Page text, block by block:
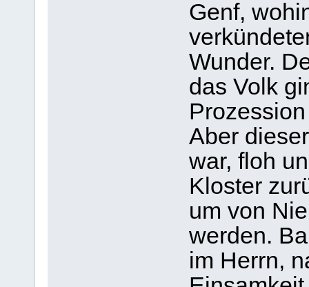
Genf,
Wunder.
das Volk
Aber
war, floh
Kloster
um von
werden.
im Herrn,